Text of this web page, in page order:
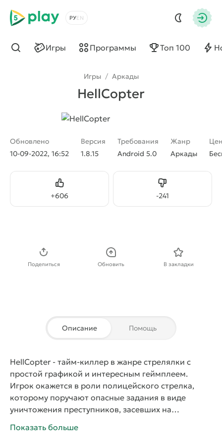
5play
Выбрать язык
Игры Программы Топ 100
Найти
Игры / Аркады
HellCopter
Обновлено
10-09-2022, 16:52
Версия
1.8.15
Требования
Android 5.0
Жанр
Аркады
+606
Нравится -241
Не нравится
Поделиться Обновить В закладки
Описание Помощь
HellCopter - тайм-киллер в жанре стрелялки с
простой графикой и интересным геймплеем.
Игрок окажется в роли полицейского стрелка,
которому поручают опасные задания в виде
уничтожения преступников, засевших на
главный герой должен застрелить всех бандитов,
Показать больше